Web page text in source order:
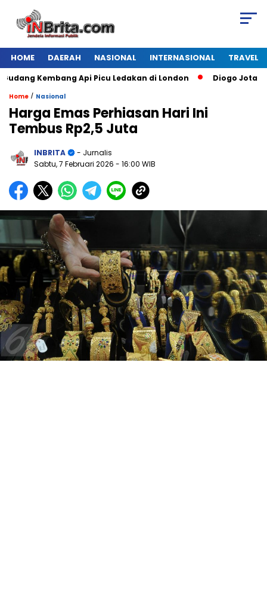
HOME DAERAH NASIONAL INTERNASIONAL TRAVEL
Kembang Api Picu Ledakan di London Diogo Jota Dies
Home / Nasional
Harga Emas Perhiasan Hari Ini
Tembus Rp2,5 Juta
INBRITA
- Jurnalis
Sabtu, 7 Februari 2026 - 16:00 WIB